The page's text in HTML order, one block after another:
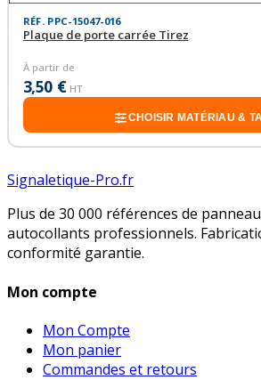
RÉF. PPC-15047-016
Plaque de porte carrée Tirez
À partir de
3,50 € HT
CHOISIR MATÉRIAU &
Signaletique-Pro.fr
Plus de 30 000 références de
autocollants professionnels.
conformité garantie.
Mon compte
Mon Compte
Mon panier
Commandes et retours